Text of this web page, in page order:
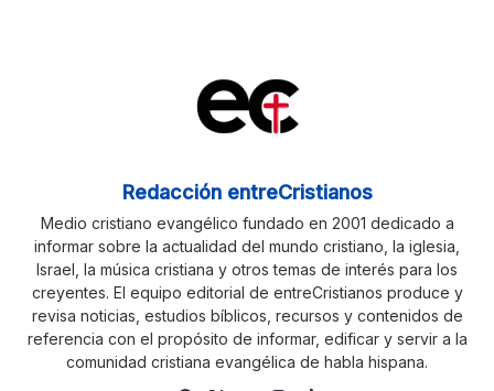
Redacción entreCristianos
Medio cristiano evangélico fundado en 2001 dedicado a
informar sobre la actualidad del mundo cristiano, la iglesia,
Israel, la música cristiana y otros temas de interés para los
creyentes. El equipo editorial de entreCristianos produce y
revisa noticias, estudios bíblicos, recursos y contenidos de
referencia con el propósito de informar, edificar y servir a la
comunidad cristiana evangélica de habla hispana.